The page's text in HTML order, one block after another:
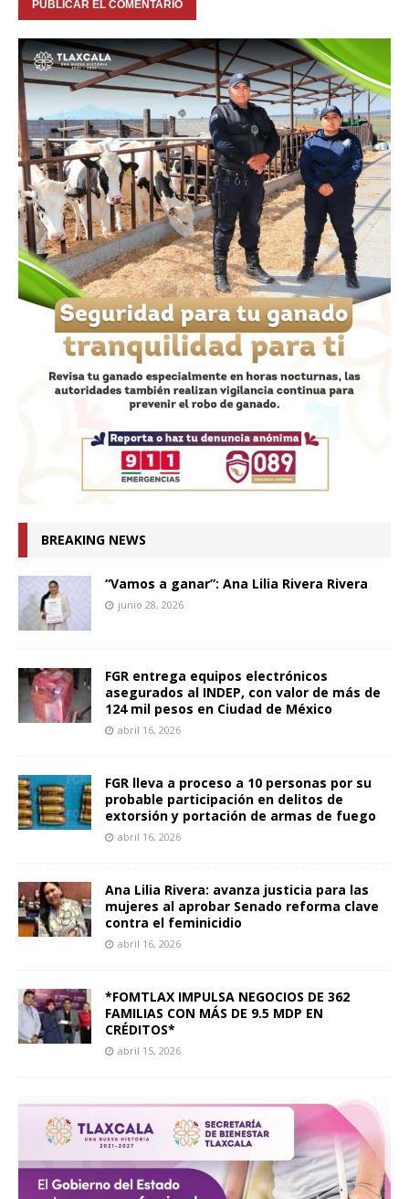
BREAKING NEWS
“Vamos a ganar”: Ana Lilia Rivera Rivera
junio 28, 2026
FGR entrega equipos electrónicos
asegurados al INDEP, con valor de más de
124 mil pesos en Ciudad de México
abril 16, 2026
FGR lleva a proceso a 10 personas por su
probable participación en delitos de
extorsión y portación de armas de fuego
abril 16, 2026
Ana Lilia Rivera: avanza justicia para las
mujeres al aprobar Senado reforma clave
contra el feminicidio
abril 16, 2026
*FOMTLAX IMPULSA NEGOCIOS DE 362
FAMILIAS CON MÁS DE 9.5 MDP EN
CRÉDITOS*
abril 15, 2026